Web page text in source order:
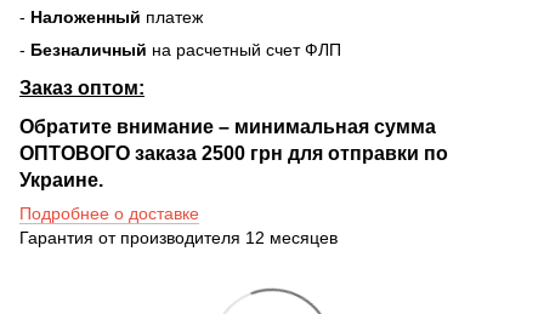
- Наложенный платеж
- Безналичный на расчетный счет ФЛП
Заказ оптом:
Обратите внимание – минимальная сумма
ОПТОВОГО заказа 2500 грн для отправки по
Украине.
Подробнее о доставке
Гарантия от производителя 12 месяцев